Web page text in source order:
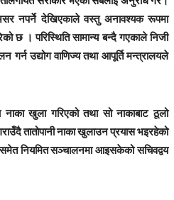
नपर्ने देखिएकाले वस्तु अनावश्यक रूपमा
छ । परिस्थिति सामान्य बन्दै गएकाले निजी
गर्न उद्योग वाणिज्य तथा आपूर्ति मन्त्रालयले
खुला गरिएको तथा सो नाकाबाट ठूलो
तातोपानी नाका खुलाउन प्रयास भइरहेको
नियमित सञ्चालनमा आइसकेको सचिवद्वय